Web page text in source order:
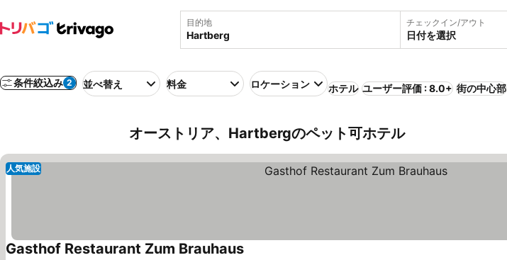
目的地 チェックイン/アウト
日付を選択
条件絞込み 2 並べ替え 料金 ロケーション ホテル ユーザー評価 : 8.0+ 街の中心部
オーストリア、Hartbergのペット可ホテル
人気施設
Gasthof Restaurant Zum Brauhaus料金を表示